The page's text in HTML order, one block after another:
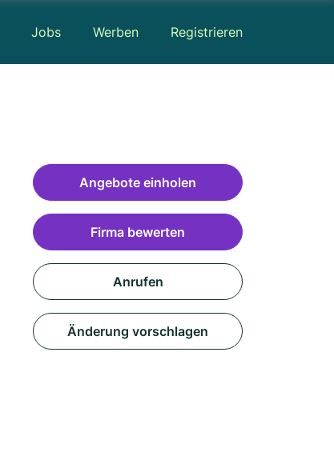
Jobs Werben Registrieren
Angebote einholen
Firma bewerten
Anrufen
Änderung vorschlagen